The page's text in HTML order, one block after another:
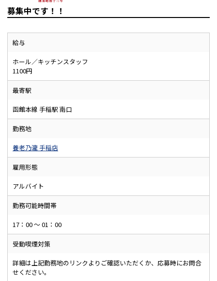
募集中です！！
給与
ホール／キッチンスタッフ
1100円
最寄駅
函館本線 手稲駅 南口
勤務地
養老乃瀧 手稲店
雇用形態
アルバイト
勤務可能時間帯
17：00 ～ 01：00
受動喫煙対策
詳細は上記勤務地のリンクよりご確認いただくか、応募時にお問合
せください。